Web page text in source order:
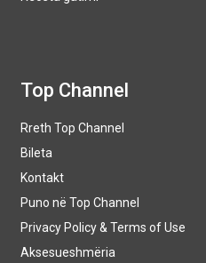
Top Channel
Rreth Top Channel
Bileta
Kontakt
Puno në Top Channel
Privacy Policy & Terms of Use
Aksesueshmëria